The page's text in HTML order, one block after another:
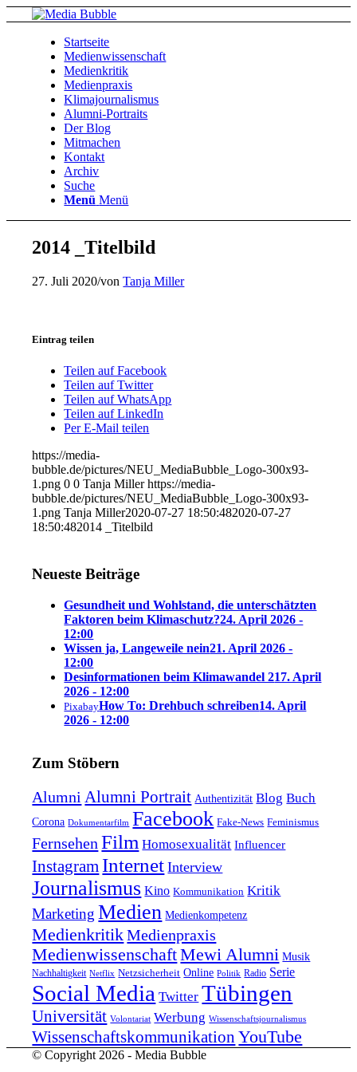
Startseite
Medienwissenschaft
Medienkritik
Medienpraxis
Klimajournalismus
Alumni-Portraits
Der Blog
Mitmachen
Kontakt
Archiv
Suche
Menü Menü
2014 _Titelbild
27. Juli 2020/vonTanja Miller
Eintrag teilen
Teilen auf Facebook
Teilen auf Twitter
Teilen auf WhatsApp
Teilen auf LinkedIn
Per E-Mail teilen
https://media-
bubble.de/pictures/NEU_MediaBubble_Logo-300x93-
1.png 0 0 Tanja Miller https://media-
bubble.de/pictures/NEU_MediaBubble_Logo-300x93-
1.png Tanja Miller2020-07-27 18:50:482020-07-27
18:50:482014 _Titelbild
Neueste Beiträge
Gesundheit und Wohlstand, die unterschätzten
Faktoren beim Klimaschutz?24. April 2026 -
12:00
Wissen ja, Langeweile nein21. April 2026 -
12:00
Desinformationen beim Klimawandel 217. April
2026 - 12:00
PixabayHow To: Drehbuch schreiben14. April
2026 - 12:00
Zum Stöbern
Alumni Alumni Portrait Authentizität Blog Buch
Corona Dokumentarfilm Facebook Fake-News Feminismus
Fernsehen Film Homosexualität Influencer
Instagram Internet Interview
Journalismus Kino Kommunikation Kritik
Marketing Medien Medienkompetenz
Medienkritik Medienpraxis
MedienwissenschaftMewi Alumni Musik
Nachhaltigkeit Netflix Netzsicherheit Online Politik Radio Serie
Social Media Twitter Tübingen
Universität Volontariat Werbung Wissenschaftsjournalismus
Wissenschaftskommunikation YouTube
© Copyright 2026 - Media Bubble